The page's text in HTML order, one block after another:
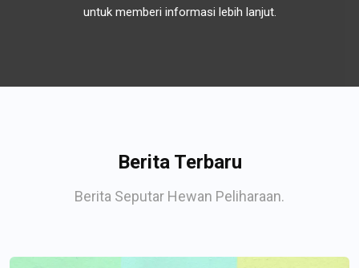
untuk memberi informasi lebih lanjut.
Berita Terbaru
Berita Seputar Hewan Peliharaan.